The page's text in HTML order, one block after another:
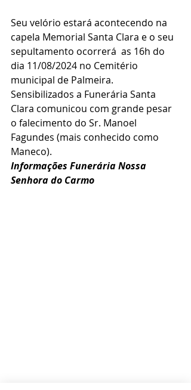
Seu velório estará acontecendo na
capela Memorial Santa Clara e o seu
sepultamento ocorrerá  as 16h do
dia 11/08/2024 no Cemitério
municipal de Palmeira.
Sensibilizados a Funerária Santa
Clara comunicou com grande pesar
o falecimento do Sr. Manoel
Fagundes (mais conhecido como
Maneco).
Informações Funerária Nossa
Senhora do Carmo